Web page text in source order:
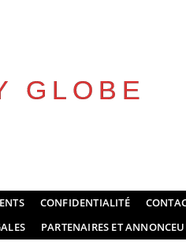
GLOBE
CONFIDENTIALITÉ
PARTENAIRES ET